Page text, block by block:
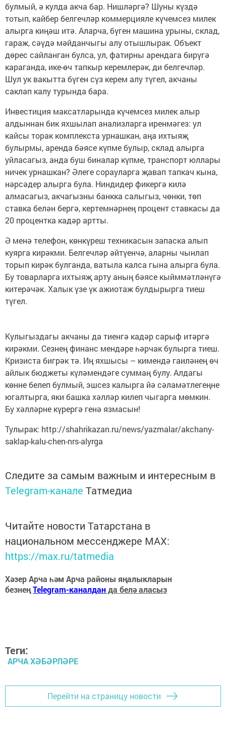
булмый, ә кулда акча бар. Нишләргә? Шуны күздә
тотып, кайбер белгечләр коммерцияле күчемсез милек
алырга киңәш итә. Аларча, бүген машина урыны, склад,
гараж, сәүдә мәйданчыгы алу отышлырак. Объект
дөрес сайланган булса, ул, фатирны арендага бирүгә
караганда, ике-өч тапкыр керемлерәк, ди белгечләр.
Шул ук вакытта бүген сүз керем алу түгел, акчаны
саклап калу турында бара.
Инвестиция максатларында күчемсез милек алыр
алдыннан бик яхшылап анализларга иренмәгез: ул
кайсы торак комплекста урнашкан, аңа ихтыяҗ
булырмы, аренда бәясе күпме булыр, склад алырга
уйласагыз, анда буш биналар күпме, транспорт юллары
ничек урнашкан? Әлеге сорауларга җавап тапкач кына,
нәрсәдер алырга була. Ниндидер фикергә килә
алмасагыз, акчагызны банкка салыгыз, чөнки, төп
ставка белән бергә, кертемнәрнең процент ставкасы да
20 процентка кадәр артты.
Ә менә телефон, көнкүреш техникасын запаска алып
куярга кирәкми. Белгечләр әйтүенчә, аларны чынлап
торып кирәк булганда, ватыла калса гына алырга була.
Бу товарларга ихтыяҗ арту аның бәясе кыйммәтләнүгә
китерәчәк. Халык үзе үк ажиотаж булдырырга тиеш
түгел.
Кулыгыздагы акчаны да тиенгә кадәр сарыф итәргә
кирәкми. Сезнең финанс мендәре һәрчак булырга тиеш.
Кризиста бигрәк тә. Иң яхшысы – кимендә гаиләнең өч
айлык бюджеты күләмендәге суммаң булу. Алдагы
көнне белеп булмый, эшсез калырга йә сәламәтлегеңне
югалтырга, яки башка хәлләр килеп чыгарга мөмкин.
Бу хәлләрне күрергә генә язмасын!
Тулырак: http://shahrikazan.ru/news/yazmalar/akchany-
saklap-kalu-chen-nrs-alyrga
Следите за самым важным и интересным в
Telegram-канале Татмедиа
Читайте новости Татарстана в
национальном мессенджере MАХ:
https://max.ru/tatmedia
Хәзер Арча һәм Арча районы яңалыкларын
безнеңTelegram-каналданда белә аласыз
Теги:
АРЧА ХӘБӘРЛӘРЕ
Перейти на страницу новости